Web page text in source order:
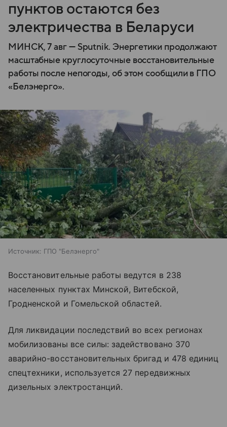
пунктов остаются без
электричества в Беларуси
МИНСК, 7 авг — Sputnik. Энергетики продолжают
масштабные круглосуточные восстановительные
работы после непогоды, об этом сообщили в ГПО
«Белэнерго».
Источник: ГПО "Белэнерго"
Восстановительные работы ведутся в 238
населенных пунктах Минской, Витебской,
Гродненской и Гомельской областей.
Для ликвидации последствий во всех регионах
мобилизованы все силы: задействовано 370
аварийно-восстановительных бригад и 478 единиц
спецтехники, используется 27 передвижных
дизельных электростанций.